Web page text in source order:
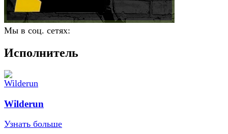
Мы в соц. сетях:
Исполнитель
Wilderun
Узнать больше